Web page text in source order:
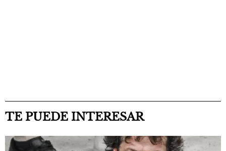
TE PUEDE INTERESAR